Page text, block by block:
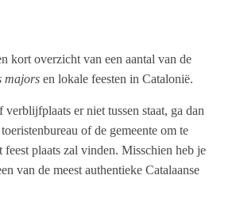
kort overzicht van een aantal van de
majors en lokale feesten in Catalonië.
er niet tussen staat, ga dan
of de gemeente om te
feest plaats zal vinden. Misschien heb je
van de meest authentieke Catalaanse